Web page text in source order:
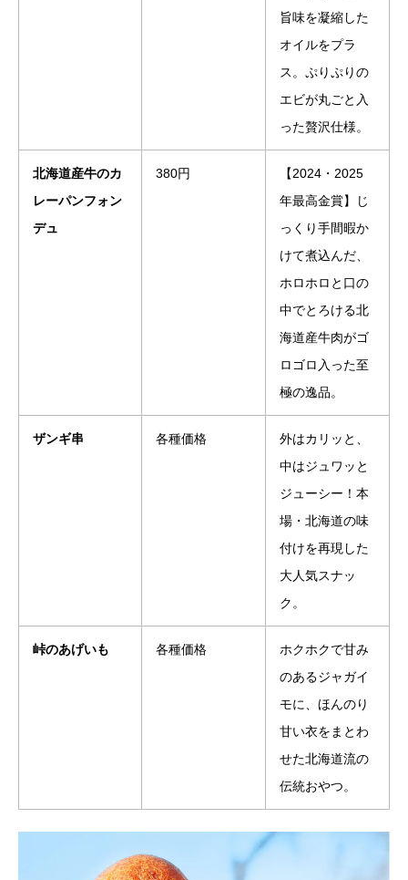
旨味を凝縮した
オイルをプラ
ス。ぷりぷりの
エビが丸ごと入
った贅沢仕様。
北海道産牛のカ
レーパンフォン
デュ
380円
【2024・2025
年最高金賞】じ
っくり手間暇か
けて煮込んだ、
ホロホロと口の
中でとろける北
海道産牛肉がゴ
ロゴロ入った至
極の逸品。
ザンギ串 各種価格
外はカリッと、
中はジュワッと
ジューシー！本
場・北海道の味
付けを再現した
大人気スナッ
ク。
峠のあげいも 各種価格
ホクホクで甘み
のあるジャガイ
モに、ほんのり
甘い衣をまとわ
せた北海道流の
伝統おやつ。